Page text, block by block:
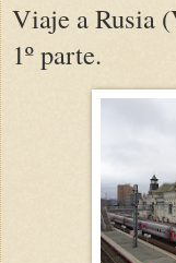
Viaje a Rusia
1º parte.